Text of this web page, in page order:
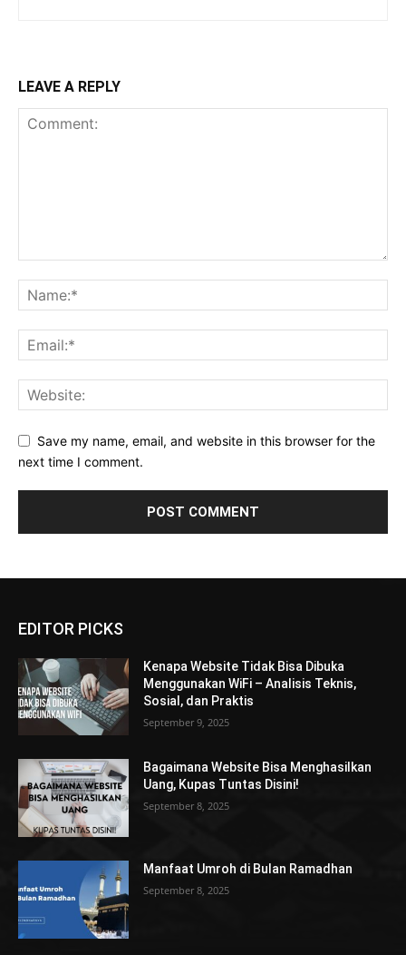
LEAVE A REPLY
Save my name, email, and website in this browser for the
next time I comment.
EDITOR PICKS
Kenapa Website Tidak Bisa Dibuka
Menggunakan WiFi – Analisis Teknis,
Sosial, dan Praktis
September 9, 2025
Bagaimana Website Bisa Menghasilkan
Uang, Kupas Tuntas Disini!
September 8, 2025
Manfaat Umroh di Bulan Ramadhan
September 8, 2025